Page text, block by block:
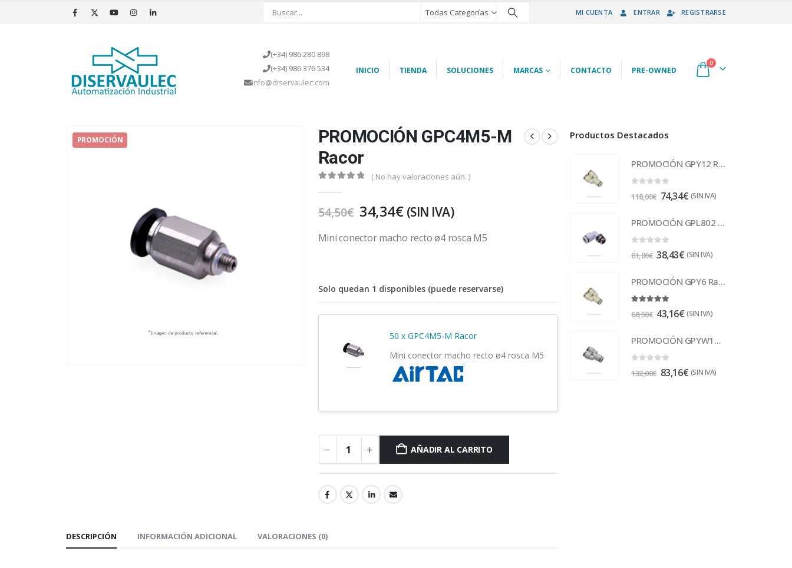
Todas Categorías MI CUENTA ENTRAR REGISTRARSE
(+34) 986 280 898
(+34) 986 376 534
info@diservaulec.com
INICIO TIENDA SOLUCIONES MARCAS CONTACTO PRE-OWNED
0
PROMOCIÓN
PROMOCIÓN GPC4M5-M
Racor
( No hay valoraciones aún. )
54,50€ 34,34€ (SIN IVA)
Mini conector macho recto ø4 rosca M5
Solo quedan 1 disponibles (puede reservarse)
50 x GPC4M5-M Racor
Mini conector macho recto ø4 rosca M5
AÑADIR AL CARRITO
DESCRIPCIÓN INFORMACIÓN ADICIONAL VALORACIONES (0)
Productos Destacados
PROMOCIÓN GPY12 Racor
118,00€ 74,34€ (SIN IVA)
PROMOCIÓN GPL802 Racor
61,00€ 38,43€ (SIN IVA)
PROMOCIÓN GPY6 Racor
68,50€ 43,16€ (SIN IVA)
PROMOCIÓN GPYW12-10 Racor
132,00€ 83,16€ (SIN IVA)